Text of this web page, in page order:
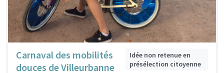
Carnaval des mobilités
douces de Villeurbanne
Idée non retenue en
présélection citoyenne